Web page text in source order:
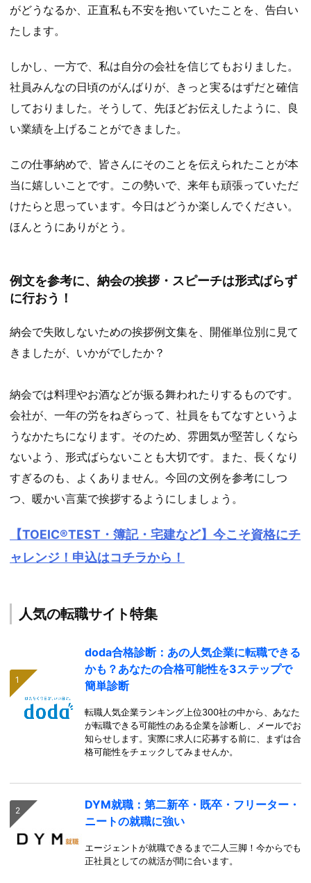
がどうなるか、正直私も不安を抱いていたことを、告白い
たします。
しかし、一方で、私は自分の会社を信じてもおりました。
社員みんなの日頃のがんばりが、きっと実るはずだと確信
しておりました。そうして、先ほどお伝えしたように、良
い業績を上げることができました。
この仕事納めで、皆さんにそのことを伝えられたことが本
当に嬉しいことです。この勢いで、来年も頑張っていただ
けたらと思っています。今日はどうか楽しんでください。
ほんとうにありがとう。
例文を参考に、納会の挨拶・スピーチは形式ばらず
に行おう！
納会で失敗しないための挨拶例文集を、開催単位別に見て
きましたが、いかがでしたか？
納会では料理やお酒などが振る舞われたりするものです。
会社が、一年の労をねぎらって、社員をもてなすというよ
うなかたちになります。そのため、雰囲気が堅苦しくなら
ないよう、形式ばらないことも大切です。また、長くなり
すぎるのも、よくありません。今回の文例を参考にしつ
つ、暖かい言葉で挨拶するようにしましょう。
【TOEIC®TEST・簿記・宅建など】今こそ資格にチ
ャレンジ！申込はコチラから！
人気の転職サイト特集
doda合格診断：あの人気企業に転職できる
かも？あなたの合格可能性を3ステップで
簡単診断
転職人気企業ランキング上位300社の中から、あなた
が転職できる可能性のある企業を診断し、メールでお
知らせします。実際に求人に応募する前に、まずは合
格可能性をチェックしてみませんか。
DYM就職：第二新卒・既卒・フリーター・
ニートの就職に強い
エージェントが就職できるまで二人三脚！今からでも
正社員としての就活が間に合います。